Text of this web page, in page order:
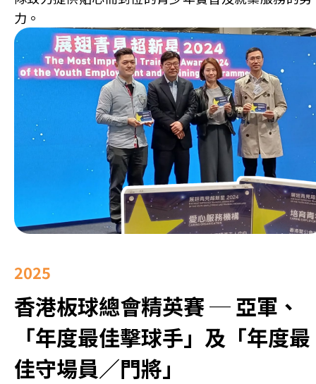
力。
2025
香港板球總會精英賽 ─ 亞軍、
「年度最佳擊球手」及「年度最
佳守場員／門將」